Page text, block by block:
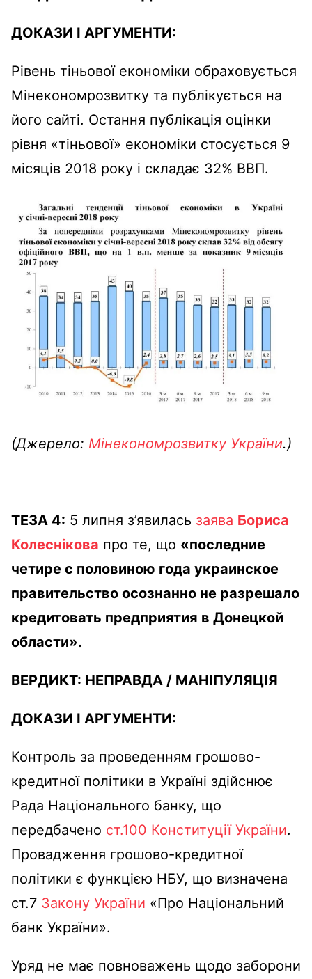
ДОКАЗИ І АРГУМЕНТИ:
Рівень тіньової економіки обраховується
Мінекономрозвитку та публікується на
його сайті. Остання публікація оцінки
рівня «тіньової» економіки стосується 9
місяців 2018 року і складає 32% ВВП.
(Джерело: Мінекономрозвитку України.)
ТЕЗА 4: 5 липня з’явилась заява Бориса
Колеснікова про те, що «последние
четире с половиною года украинское
правительство осознанно не разрешало
кредитовать предприятия в Донецкой
области».
ВЕРДИКТ: НЕПРАВДА / МАНІПУЛЯЦІЯ
ДОКАЗИ І АРГУМЕНТИ:
Контроль за проведенням грошово-
кредитної політики в Україні здійснює
Рада Національного банку, що
передбачено ст.100 Конституції України.
Провадження грошово-кредитної
політики є функцією НБУ, що визначена
ст.7 Закону України «Про Національний
банк України».
Уряд не має повноважень щодо заборони